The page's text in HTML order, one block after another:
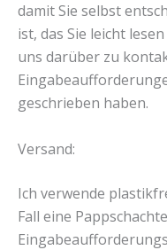
damit Sie selbst
ist, das Sie leicht
uns darüber zu
geschrieben haben.
Versand:
Ich verwende
Fall eine